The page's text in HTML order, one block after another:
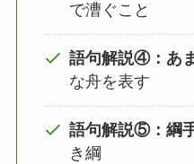
で漕ぐこと
語句解説④：あ
な舟を表す
語句解説⑤：綱
き綱